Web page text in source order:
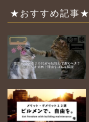
★おすすめ記事★